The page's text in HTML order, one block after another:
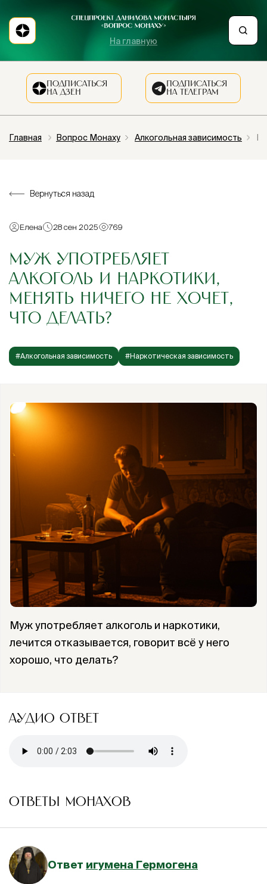
На главную
ПОДПИСАТЬСЯ
НА ДЗЕН
ПОДПИСАТЬСЯ
НА ТЕЛЕГРАМ
Главная Вопрос Монаху Алкогольная зависимость
Вернуться назад
Елена 28 сен 2025 769
МУЖ УПОТРЕБЛЯЕТ
АЛКОГОЛЬ И НАРКОТИКИ,
МЕНЯТЬ НИЧЕГО НЕ ХОЧЕТ,
ЧТО ДЕЛАТЬ?
#Алкогольная зависимость #Наркотическая зависимость
Муж употребляет алкоголь и наркотики,
лечится отказывается, говорит всё у него
хорошо, что делать?
АУДИО ОТВЕТ
ОТВЕТЫ МОНАХОВ
Ответ игумена Гермогена